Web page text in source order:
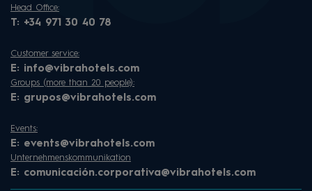
Head Office:
T: +34 971 30 40 78
Customer service:
E: info@vibrahotels.com
Groups (more than 20 people):
E: grupos@vibrahotels.com
Events:
E: events@vibrahotels.com
Unternehmenskommunikation
E: comunicación.corporativa@vibrahotels.com